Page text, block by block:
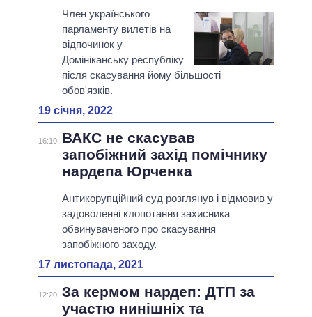
Член українського
парламенту вилетів на
відпочинок у
Домініканську республіку
після скасування йому більшості
обов'язків.
19 січня, 2022
16:10
ВАКС не скасував
запобіжний захід помічнику
нардепа Юрченка
Антикорупційний суд розглянув і відмовив у
задоволенні клопотання захисника
обвинуваченого про скасування
запобіжного заходу.
17 листопада, 2021
12:20 За кермом нардеп: ДТП за
участю нинішніх та